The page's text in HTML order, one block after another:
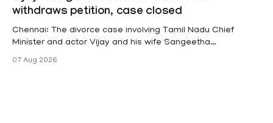
hysterectomy surgery under the Kerala Service Rules
(KSR). The court noted that since essential benefits like
maternity
withdraws petition, case closed
Chennai: The divorce case involving Tamil Nadu Chief
Minister and actor Vijay and his wife Sangeetha
Sowrnalingam has taken a new turn after Sangeetha
07 Aug 2026